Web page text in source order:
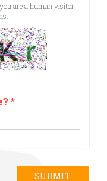
are a human visitor
*
SUBMIT